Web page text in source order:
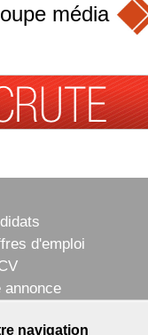
navigation
média
d'emploi
annonce